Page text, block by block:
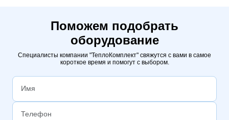
Поможем подобрать
оборудование
Специалисты компании "ТеплоКомплект" свяжутся с вами в самое
короткое время и помогут с выбором.